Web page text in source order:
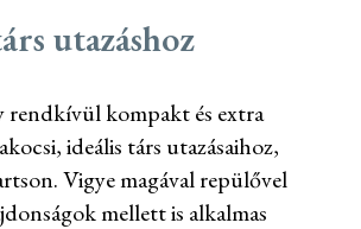
utazáshoz
rendkívül kompakt és extra
ideális társ utazásaihoz,
Vigye magával repülővel
mellett is alkalmas